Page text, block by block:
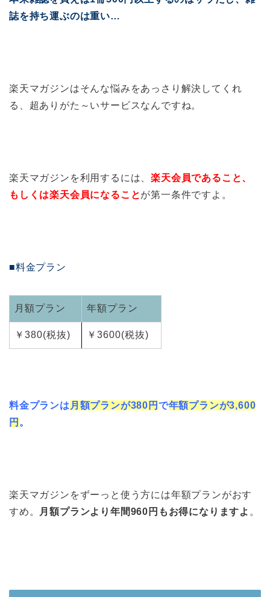
誌を持ち運ぶのは重い…
楽天マガジンはそんな悩みをあっさり解決してくれ
る、超ありがた～いサービスなんですね。
楽天マガジンを利用するには、楽天会員であること、
もしくは楽天会員になることが第一条件ですよ。
■料金プラン
月額プラン 年額プラン
￥380(税抜) ￥3600(税抜)
料金プランは 月額プランが380円 で年額プランが3,600
円 。
楽天マガジンをずーっと使う方には年額プランがおす
すめ。
月額プランより年間960円もお得になりますよ 。